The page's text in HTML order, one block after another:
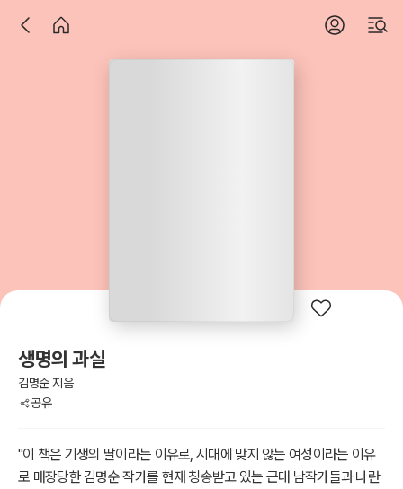
생명의 과실
김명순 지음
공유
"이 책은 기생의 딸이라는 이유로, 시대에 맞지 않는 여성이라는 이유
로 매장당한 김명순 작가를 현재 칭송받고 있는 근대 남작가들과 나란